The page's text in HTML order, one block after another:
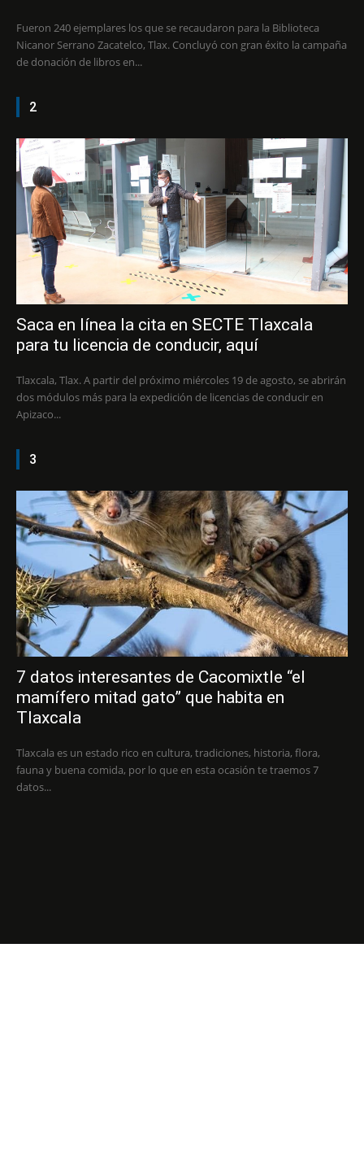
Fueron 240 ejemplares los que se recaudaron para la Biblioteca
Nicanor Serrano Zacatelco, Tlax. Concluyó con gran éxito la campaña
de donación de libros en...
2
Saca en línea la cita en SECTE Tlaxcala
para tu licencia de conducir, aquí
Tlaxcala, Tlax. A partir del próximo miércoles 19 de agosto, se abrirán
dos módulos más para la expedición de licencias de conducir en
Apizaco...
3
7 datos interesantes de Cacomixtle “el
mamífero mitad gato” que habita en
Tlaxcala
Tlaxcala es un estado rico en cultura, tradiciones, historia, flora,
fauna y buena comida, por lo que en esta ocasión te traemos 7
datos...